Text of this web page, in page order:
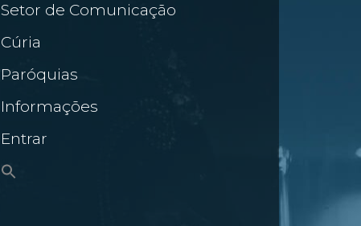
Setor de Comunicação
Cúria
Paróquias
Informações
Entrar